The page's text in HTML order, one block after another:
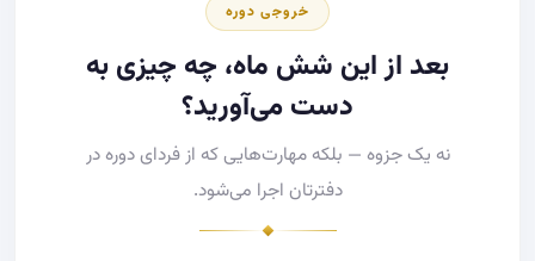
خروجی دوره
بعد از این شش ماه، چه چیزی به
دست می‌آورید؟
نه یک جزوه — بلکه مهارت‌هایی که از فردای دوره در
دفترتان اجرا می‌شود.